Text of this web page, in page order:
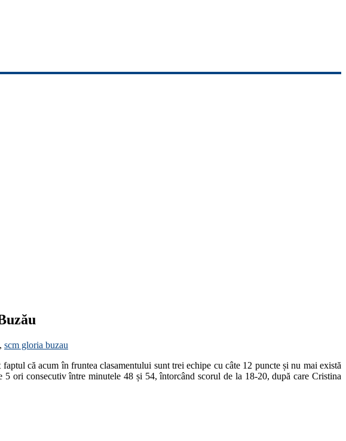
, scm gloria buzau
că acum în fruntea clasamentului sunt trei echipe cu câte 12 puncte și nu mai există
ori consecutiv între minutele 48 și 54, întorcând scorul de la 18-20, după care Cristina